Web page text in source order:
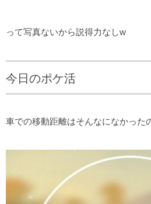
って写真ないから説得力なしw
今日のポケ活
車での移動距離はそんなになかった